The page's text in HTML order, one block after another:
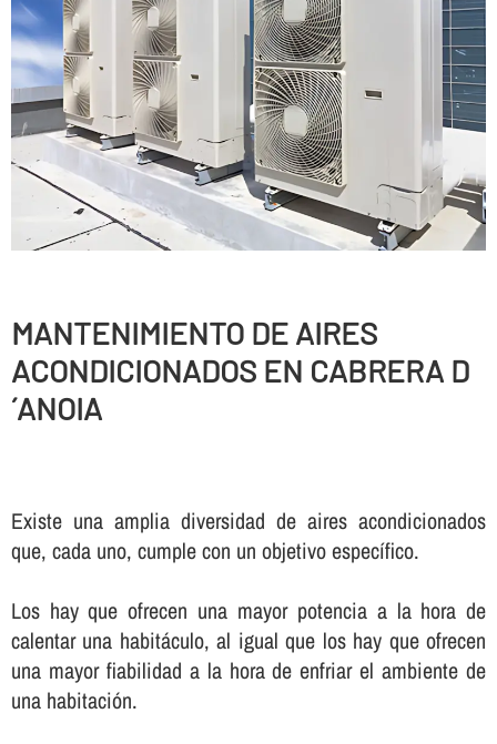
MANTENIMIENTO DE AIRES
ACONDICIONADOS EN CABRERA D
´ANOIA
Existe una amplia diversidad de aires acondicionados
que, cada uno, cumple con un objetivo especí­fico.
Los hay que ofrecen una mayor potencia a la hora de
calentar una habitáculo, al igual que los hay que ofrecen
una mayor fiabilidad a la hora de enfriar el ambiente de
una habitación.